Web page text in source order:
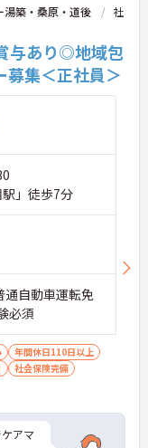
湯築・桑原・道後
社
与あり◎地域包
募集＜正社員＞
」徒歩7分
自動車運転免
必須
年間休日110日以上
社会保険完備
アマ